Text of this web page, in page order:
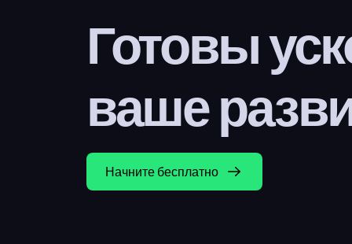
Готовы
ваше
Начните бесплатно